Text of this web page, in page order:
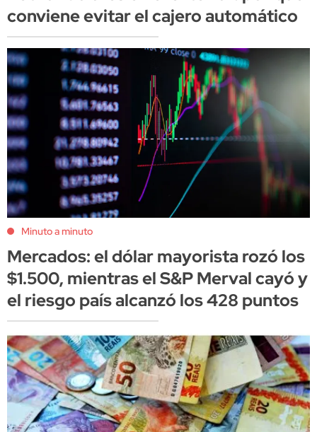
conviene evitar el cajero automático
Minuto a minuto
Mercados: el dólar mayorista rozó los
$1.500, mientras el S&P Merval cayó y
el riesgo país alcanzó los 428 puntos